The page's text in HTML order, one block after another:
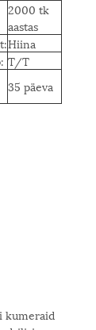
2000 tk
aastas
Hiina
T/T
35 päeva
kumeraid